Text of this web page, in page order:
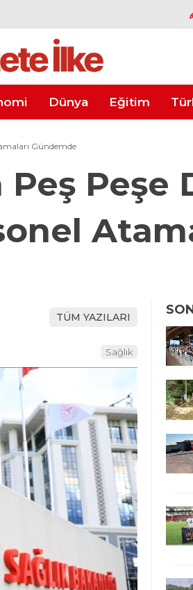
Dünya Eğitim
Gündemde
Peş
TÜM YAZILARI
Sağlık